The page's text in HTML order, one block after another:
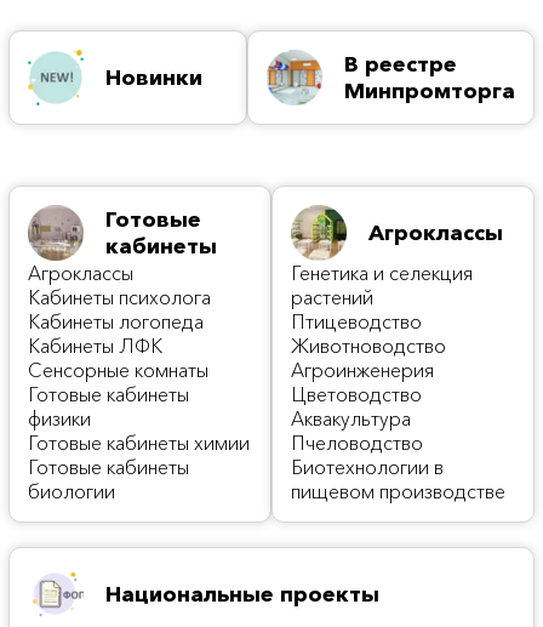
Новинки
В реестре
Минпромторга
Готовые
кабинеты
Агроклассы
Кабинеты психолога
Кабинеты логопеда
Кабинеты ЛФК
Сенсорные комнаты
Готовые кабинеты
физики
Готовые кабинеты химии
Готовые кабинеты
биологии
Агроклассы
Генетика и селекция
растений
Птицеводство
Животноводство
Агроинженерия
Цветоводство
Аквакультура
Пчеловодство
Биотехнологии в
пищевом производстве
Национальные проекты